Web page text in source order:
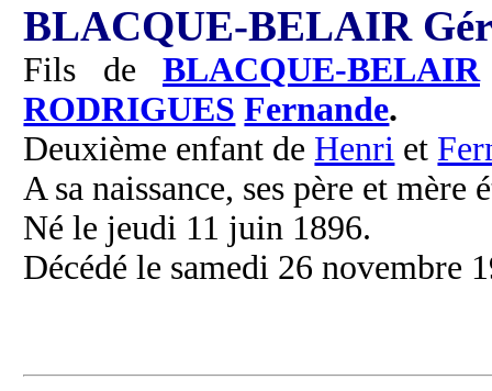
BLACQUE-BELAIR
Fils de BLACQUE-BELAIR
RODRIGUES Fernande.
Deuxième enfant de Henri et
A sa naissance, ses père et mère
Né le jeudi 11 juin 1896.
Décédé le samedi 26 novembre